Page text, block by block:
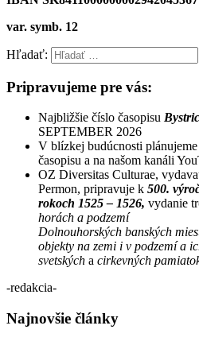
var. symb. 12
Hľadať:
Pripravujeme pre vás:
Najbližšie číslo časopisu
SEPTEMBER 2026
V blízkej budúcnosti
časopisu a na našom kanáli
OZ Diversitas Culturae,
Permon, pripravuje k 500.
rokoch 1525 – 1526, vydanie
horách a podzemí
Dolnouhorských banských
objekty na zemi i v podzemí a
svetských a cirkevných
-redakcia-
Najnovšie články